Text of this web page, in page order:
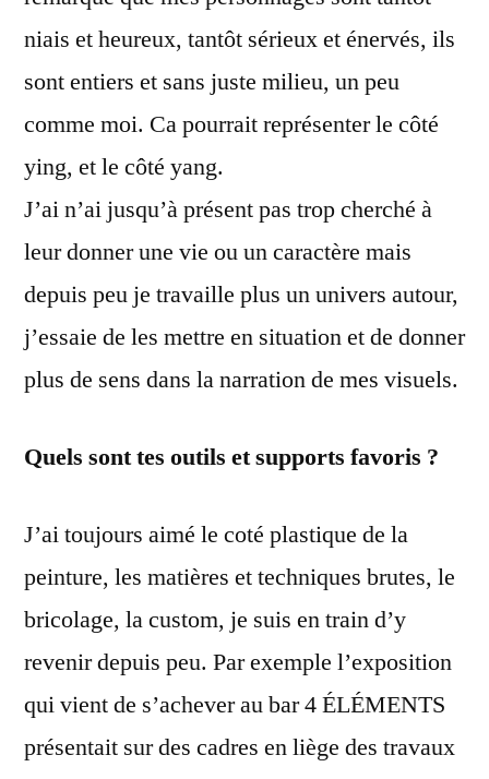
niais et heureux, tantôt sérieux et énervés, ils
sont entiers et sans juste milieu, un peu
comme moi. Ca pourrait représenter le côté
ying, et le côté yang.
J’ai n’ai jusqu’à présent pas trop cherché à
leur donner une vie ou un caractère mais
depuis peu je travaille plus un univers autour,
j’essaie de les mettre en situation et de donner
plus de sens dans la narration de mes visuels.
Quels sont tes outils et supports favoris ?
J’ai toujours aimé le coté plastique de la
peinture, les matières et techniques brutes, le
bricolage, la custom, je suis en train d’y
revenir depuis peu. Par exemple l’exposition
qui vient de s’achever au bar 4 ÉLÉMENTS
présentait sur des cadres en liège des travaux